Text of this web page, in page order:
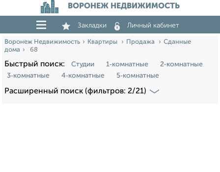
ВОРОНЕЖ НЕДВИЖИМОСТЬ
Закладки Личный кабинет
Воронеж Недвижимость Квартиры Продажа
Сданные
дома
68
Быстрый поиск: Студии 1‑комнатные
2‑комнатные
3‑комнатные
4‑комнатные 5‑комнатные
Расширенный поиск (фильтров: 2/21)